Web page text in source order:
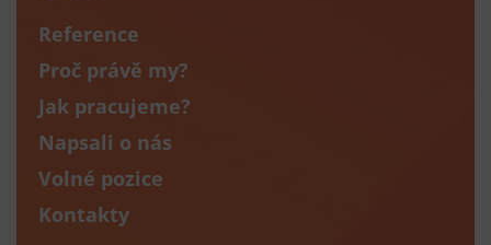
Reference
Proč právě my?
Jak pracujeme?
Napsali o nás
Volné pozice
Kontakty